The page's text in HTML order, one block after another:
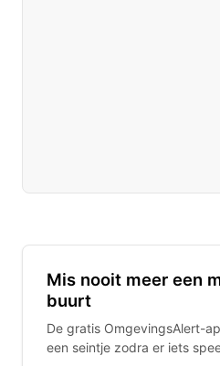
Mis nooit meer een
buurt
De gratis OmgevingsAlert-
een seintje zodra er iets